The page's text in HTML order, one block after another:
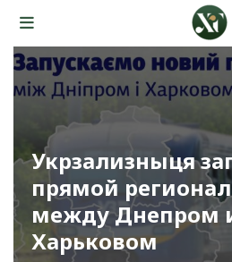
Укрзализныця
прямой
между Днепром
Харьковом